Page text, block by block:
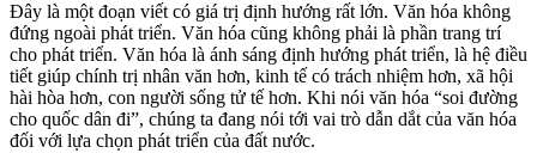
Đây là một đoạn viết có giá trị định hướng rất lớn. Văn hóa không
đứng ngoài phát triển. Văn hóa cũng không phải là phần trang trí
cho phát triển. Văn hóa là ánh sáng định hướng phát triển, là hệ điều
tiết giúp chính trị nhân văn hơn, kinh tế có trách nhiệm hơn, xã hội
hài hòa hơn, con người sống tử tế hơn. Khi nói văn hóa “soi đường
cho quốc dân đi”, chúng ta đang nói tới vai trò dẫn dắt của văn hóa
đối với lựa chọn phát triển của đất nước.